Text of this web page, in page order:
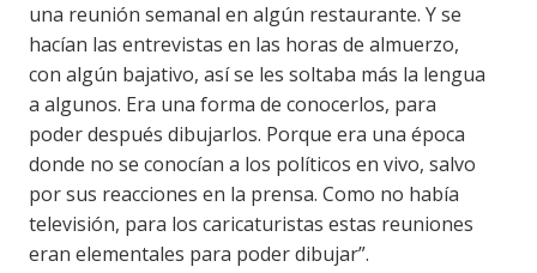
una reunión semanal en algún restaurante. Y se
hacían las entrevistas en las horas de almuerzo,
con algún bajativo, así se les soltaba más la lengua
a algunos. Era una forma de conocerlos, para
poder después dibujarlos. Porque era una época
donde no se conocían a los políticos en vivo, salvo
por sus reacciones en la prensa. Como no había
televisión, para los caricaturistas estas reuniones
eran elementales para poder dibujar”.